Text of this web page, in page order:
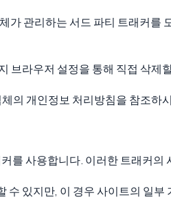
관리하는 서드 파티 트래커를
브라우저 설정을 통해 직접 삭제
의 개인정보 처리방침을 참조하
를 사용합니다. 이러한 트래커의
있지만, 이 경우 사이트의 일